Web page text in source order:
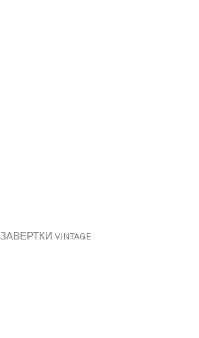
ЗАВЕРТКИ VINTAGE